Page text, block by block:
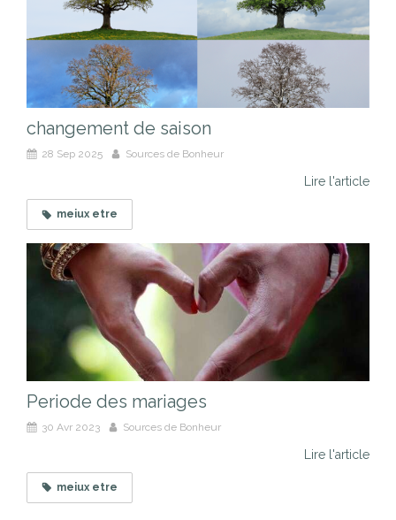
changement de saison
28 Sep 2025 Sources de Bonheur
Lire l'article
meiux etre
Periode des mariages
30 Avr 2023 Sources de Bonheur
Lire l'article
meiux etre